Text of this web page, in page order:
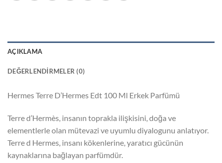
AÇIKLAMA
DEĞERLENDIRMELER (0)
Hermes Terre D’Hermes Edt 100 Ml Erkek Parfümü
Terre d’Hermès, insanın toprakla ilişkisini, doğa ve
elementlerle olan mütevazi ve uyumlu diyalogunu anlatıyor.
Terre d Hermes, insanı kökenlerine, yaratıcı gücünün
kaynaklarına bağlayan parfümdür.